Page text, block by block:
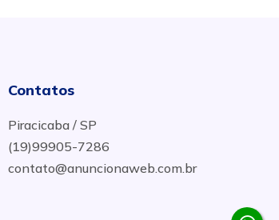
Onde Comprar Presentes no Bairro Santa
Contatos
Piracicaba / SP
(19)99905-7286
contato@anuncionaweb.com.br